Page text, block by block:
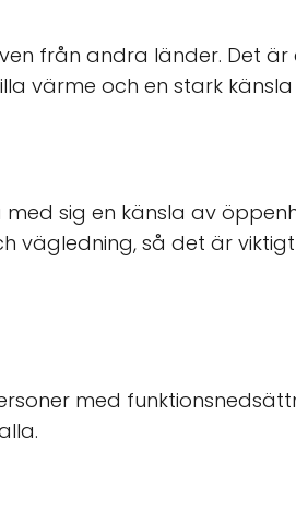
från andra länder. Det
värme och en stark
sig en känsla av
vägledning, så det är
med